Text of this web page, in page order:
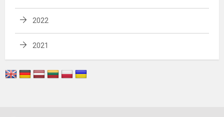
2022
2021